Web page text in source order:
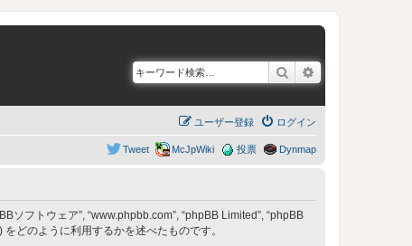
検索
ログイン
ユーザー登録
Dynmap
投票
McJpWiki
Tweet
ソフトウェア”, “www.phpbb.com”, “phpBB Limited”, “phpBB
どのように利用するかを述べたものです。